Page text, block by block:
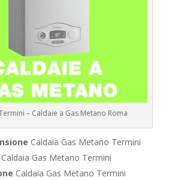
– Caldaie a Gas Metano Roma
Caldaia Gas Metano Termini
Caldaia Gas Metano Termini
Caldaia Gas Metano Termini